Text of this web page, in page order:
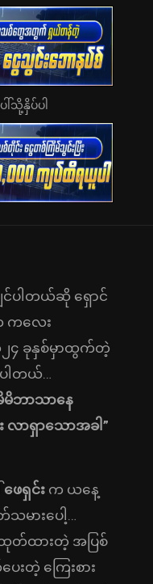
သို့နှိပ်ပါ
ပါတယ်ဆို ရှောင်
ကလေး
၄ ခုနှစ်မှာထွက်တဲ့
ါတယ်…
ဘာသာနေ
ာရှာသောအခါ”
ဖေရှင်း က ယနေ့
မားပေါ့…
ထုတ်ထားတဲ့ အပြစ်
တဲ့ ကြေးစား